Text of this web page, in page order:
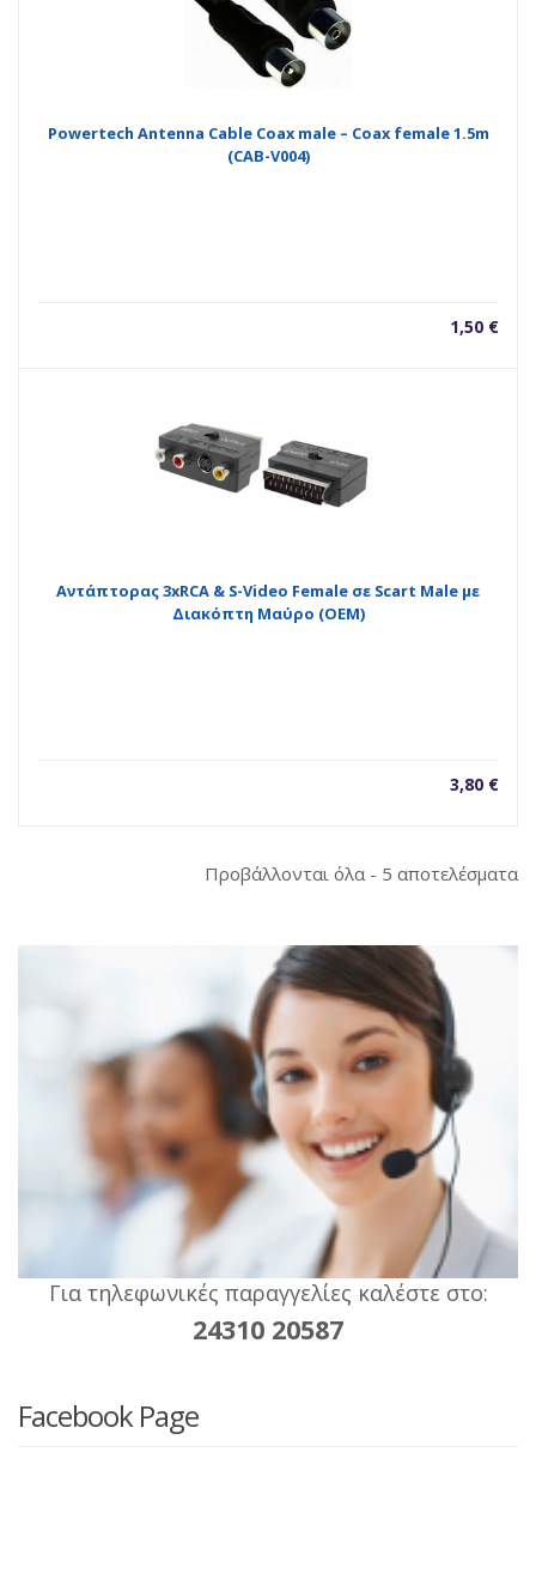
Powertech Antenna Cable Coax male – Coax female 1.5m
(CAB-V004)
1,50 €
Αντάπτορας 3xRCA & S-Video Female σε Scart Male με
Διακόπτη Μαύρο (OEM)
3,80 €
Προβάλλονται όλα - 5 αποτελέσματα
Για τηλεφωνικές παραγγελίες καλέστε στο:
24310 20587
Facebook Page